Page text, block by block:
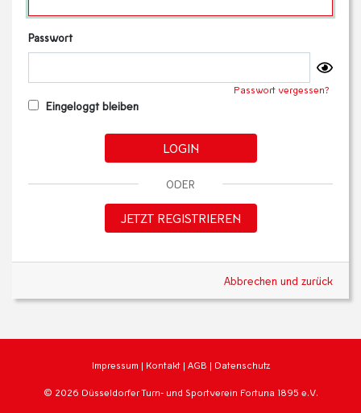
Passwort
Passwort vergessen?
Eingeloggt bleiben
LOGIN
ODER
JETZT REGISTRIEREN
Abbrechen und zurück
Impressum | Kontakt | AGB | Datenschutz
© 2026 Düsseldorfer Turn- und Sportverein Fortuna 1895 e.V.